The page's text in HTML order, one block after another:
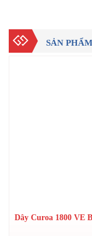
SẢN
Dây Curoa 1800 VE